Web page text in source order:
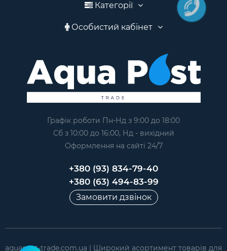
Категорії
Особистий кабінет
Графік роботи Пн-Нд з 9:00 до 18:00
Сб з 10:00 до 16:00, Нд - вихідний
Оформлення на сайтi 24/7
+380 (93) 834-79-40
+380 (63) 494-83-99
Замовити дзвінок
aquapost-trade.com.ua | Широкий асортимент товарів для